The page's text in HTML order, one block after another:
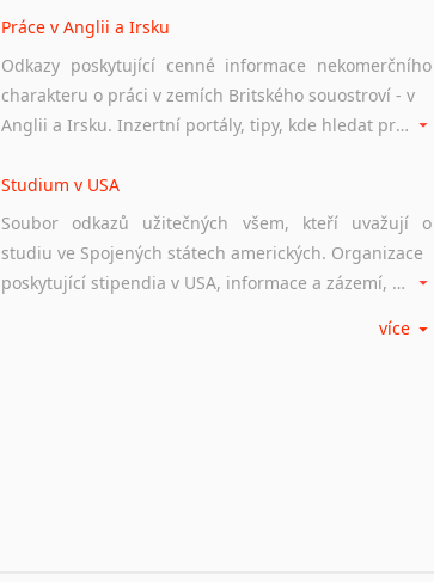
Práce v Anglii a Irsku
Odkazy poskytující cenné informace nekomerčního
charakteru o práci v zemích Britského souostroví - v
Anglii a Irsku. Inzertní portály, tipy, kde hledat práci na internetu případně osobní zkušenosti ostatních.
Studium v USA
Soubor odkazů užitečných všem, kteří uvažují o
studiu ve Spojených státech amerických. Organizace
poskytující stipendia v USA, informace a zázemí, univerzity i zkušenosti studentů.
více